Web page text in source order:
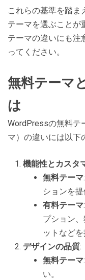
これらの基準を踏ま
テーマを選ぶことが
テーマの違いにも注
ってください。
無料テーマ
は
WordPressの無料テ
マ）の違いには以下
機能性とカスタ
無料テーマ
ションを提
有料テーマ
プション
ットなどを
デザインの品質:
無料テーマ
い。